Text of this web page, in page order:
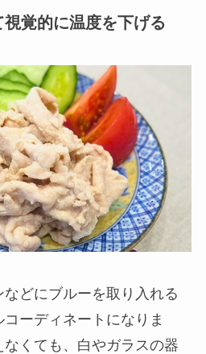
覚的に温度を下げる
どにブルーを取り入れる
ーディネートになりま
くても、白やガラスの器